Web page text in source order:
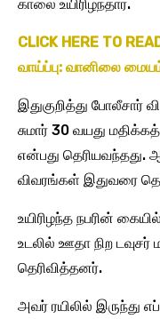
காலை உயிரிழந்தார்.
CLICK HERE TO
வாய்ப்பு: வானிலை
இதுகுறித்து போலீசார்
சுமார் 30 வயது
என்பது தெரியவந்தது.
விவரங்கள் இதுவரை
உயிரிழந்த நபரின்
உடலில் ஊதா நிற
தெரிவித்தனர்.
அவர் ரயிலில் இருந்து